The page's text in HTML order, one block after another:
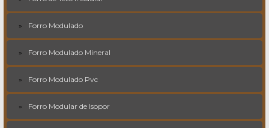
Forro Modulado
Forro Modulado Mineral
Forro Modulado Pvc
Forro Modular de Isopor